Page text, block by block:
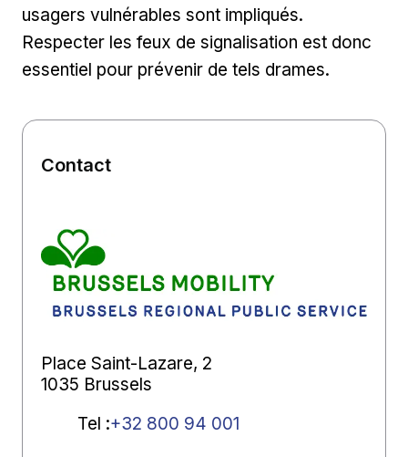
usagers vulnérables sont impliqués.
Respecter les feux de signalisation est donc
essentiel pour prévenir de tels drames.
Contact
Place Saint-Lazare, 2
1035 Brussels
Tel :+32 800 94 001